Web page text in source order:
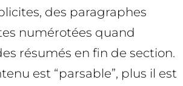
des paragraphes
numérotées quand
résumés en fin de section.
est “parsable”, plus il est